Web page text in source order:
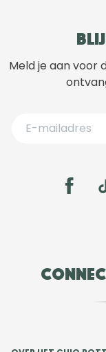
Meld je aan voor